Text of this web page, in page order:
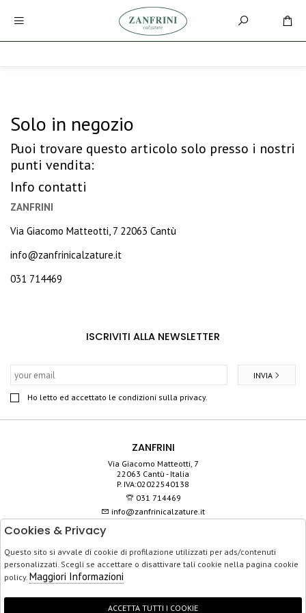
Solo in negozio
Puoi trovare questo articolo solo presso i nostri
punti vendita:
Info contatti
ZANFRINI
Via Giacomo Matteotti, 7 22063 Cantù
info@zanfrinicalzature.it
031 714469
ISCRIVITI ALLA NEWSLETTER
Ho letto ed accettato le condizioni sulla privacy.
INVIA
ZANFRINI
Via Giacomo Matteotti, 7
22063 Cantù - Italia
P. IVA:02022540138
031 714469
info@zanfrinicalzature.it
SERVIZIO CLIENTI
ACQUISTO SICURO
Cookies & Privacy
Questo sito si avvale di cookie di profilazione utilizzati per ads/contenuti
personalizzati. Scegli se accettare o disattivare tali cookie nella pagina cookie
policy. Maggiori Informazioni
ACCETTA TUTTI I COOKIE